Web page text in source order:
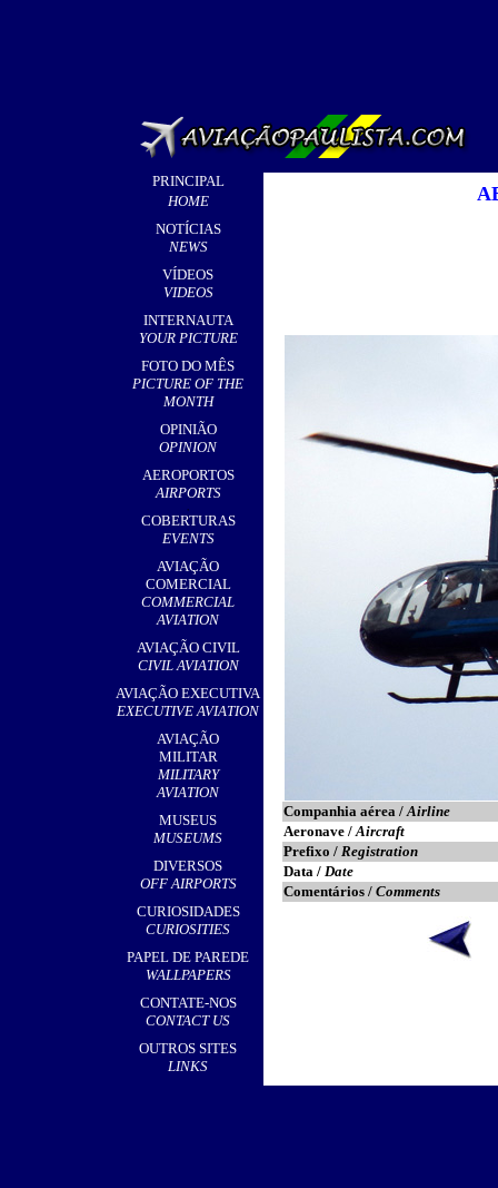
PRINCIPAL
HOME
NOTÍCIAS
NEWS
VÍDEOS
VIDEOS
INTERNAUTA
YOUR PICTURE
FOTO DO MÊS
PICTURE OF THE
MONTH
OPINIÃO
OPINION
AEROPORTOS
AIRPORTS
,
COBERTURAS
EVENTS
AVIAÇÃO
COMERCIAL
COMMERCIAL
AVIATION
AVIAÇÃO CIVIL
CIVIL AVIATION
AVIAÇÃO EXECUTIVA
EXECUTIVE AVIATION
AVIAÇÃO
MILITAR
MILITARY
AVIATION
MUSEUS
MUSEUMS
DIVERSOS
OFF AIRPORTS
CURIOSIDADES
CURIOSITIES
PAPEL DE PAREDE
WALLPAPERS
CONTATE-NOS
CONTACT US
OUTROS SITES
LINKS
Companhia aérea /Airline
Aeronave /Aircraft
Prefixo / Registration
Data / Date
Comentários / Comments